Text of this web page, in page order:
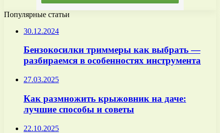
Популярные статьи
30.12.2024
Бензокосилки триммеры как выбрать —
разбираемся в особенностях инструмента
27.03.2025
Как размножить крыжовник на даче:
лучшие способы и советы
22.10.2025